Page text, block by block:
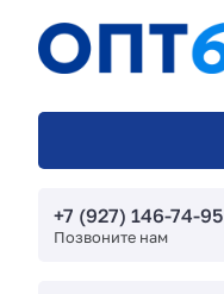
+7 (927) 146-74-95
Позвоните нам